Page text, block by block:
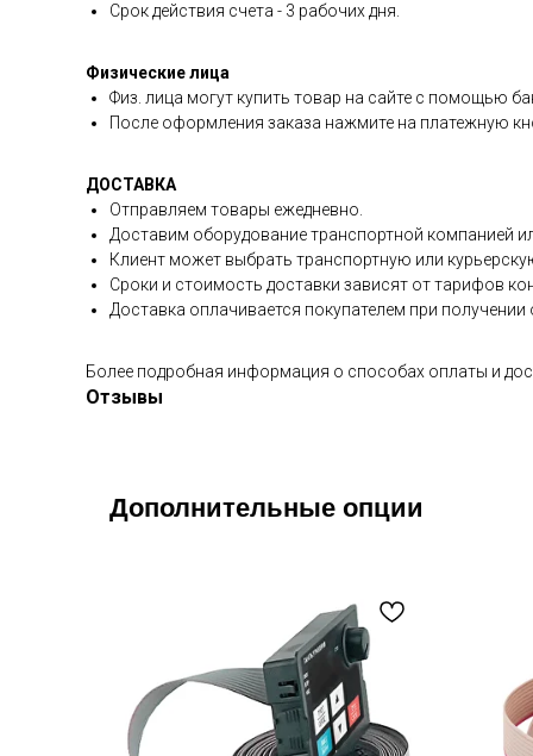
Срок действия счета - 3 рабочих дня.
Физические лица
Физ. лица могут купить товар на сайте с помощью
После оформления заказа нажмите на платежную
ДОСТАВКА
Отправляем товары ежедневно.
Доставим оборудование транспортной компанией
Клиент может выбрать транспортную или
Сроки и стоимость доставки зависят от тарифов
Доставка оплачивается покупателем при
Более подробная информация о способах оплаты и
Отзывы
Дополнительные опции